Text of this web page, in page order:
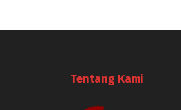
Tentang Kami